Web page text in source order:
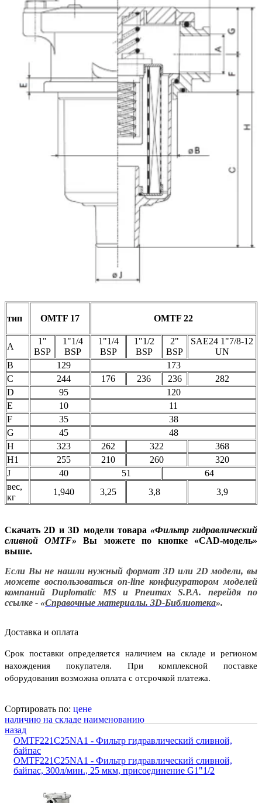
тип OMTF 17 OMTF 22
A
1"
BSP
1"1/4
BSP
1"1/4
BSP
1"1/2
BSP
2"
BSP
SAE24 1"7/8-12
UN
B
129
173
C
244 176 236 236
282
D
95
120
E
10
11
F
35
38
G
45
48
H
323 262 322
368
H1
255 210 260
320
J
40 51
64
вес,
кг
1,940 3,25 3,8 3,9
Скачать 2D и 3D модели товара «Фильтр гидравлический
сливной OMTF» Вы можете по кнопке «CAD-модель»
выше.
Если Вы не нашли нужный формат 3D или 2D модели, вы
можете воспользоваться on-line конфигуратором моделей
компаний Duplomatic MS и Pneumax S.P.A. перейдя по
ссылке - «Справочные материалы. 3D-Библиотека».
Доставка и оплата
Срок поставки определяется наличием на складе и регионом
нахождения покупателя. При комплексной поставке
оборудования возможна оплата с отсрочкой платежа.
Сортировать по: цене
наличию на складе наименованию
назад
OMTF221C25NA1 - Фильтр гидравлический сливной,
байпас
OMTF221C25NA1 - Фильтр гидравлический сливной,
байпас, 300л/мин., 25 мкм, присоединение G1"1/2